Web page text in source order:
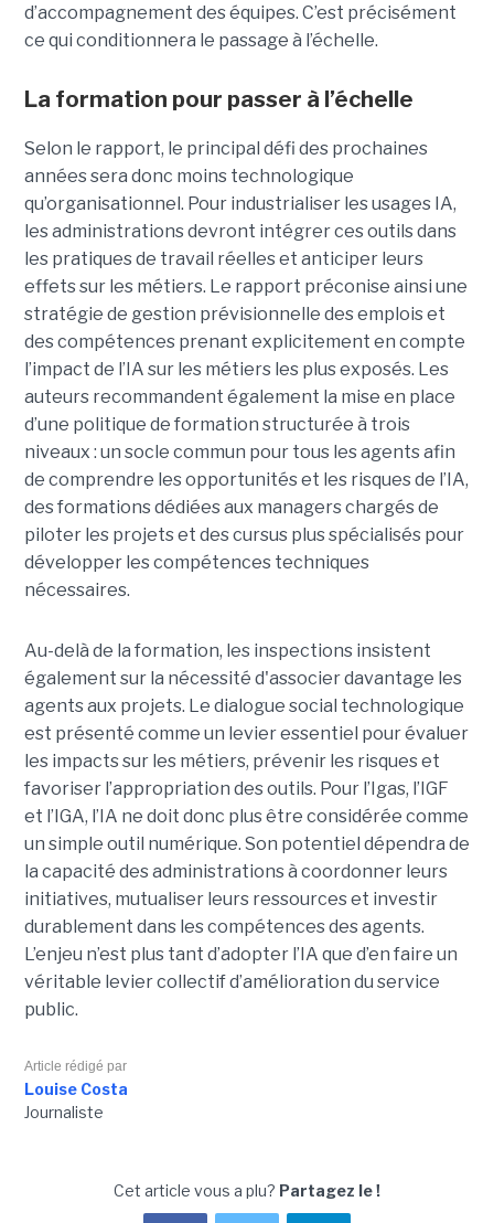
d’accompagnement des équipes. C’est précisément
ce qui conditionnera le passage à l’échelle.
La formation pour passer à l’échelle
Selon le rapport, le principal défi des prochaines
années sera donc moins technologique
qu’organisationnel. Pour industrialiser les usages IA,
les administrations devront intégrer ces outils dans
les pratiques de travail réelles et anticiper leurs
effets sur les métiers. Le rapport préconise ainsi une
stratégie de gestion prévisionnelle des emplois et
des compétences prenant explicitement en compte
l’impact de l’IA sur les métiers les plus exposés. Les
auteurs recommandent également la mise en place
d’une politique de formation structurée à trois
niveaux : un socle commun pour tous les agents afin
de comprendre les opportunités et les risques de l’IA,
des formations dédiées aux managers chargés de
piloter les projets et des cursus plus spécialisés pour
développer les compétences techniques
nécessaires.
Au-delà de la formation, les inspections insistent
également sur la nécessité d'associer davantage les
agents aux projets. Le dialogue social technologique
est présenté comme un levier essentiel pour évaluer
les impacts sur les métiers, prévenir les risques et
favoriser l’appropriation des outils. Pour l’Igas, l’IGF
et l’IGA, l’IA ne doit donc plus être considérée comme
un simple outil numérique. Son potentiel dépendra de
la capacité des administrations à coordonner leurs
initiatives, mutualiser leurs ressources et investir
durablement dans les compétences des agents.
L’enjeu n’est plus tant d’adopter l’IA que d’en faire un
véritable levier collectif d’amélioration du service
public.
Article rédigé par
Louise Costa
Journaliste
Cet article vous a plu? Partagez le !